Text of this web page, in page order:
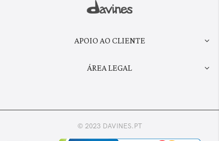
APOIO AO CLIENTE
ÁREA LEGAL
© 2023 DAVINES.PT